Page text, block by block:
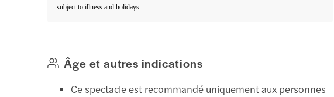
subject to illness and holidays.
Âge et autres indications
Ce spectacle est recommandé uniquement aux personnes